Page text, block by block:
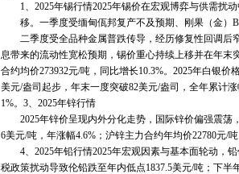
1、2025年锡行情2025年锡价在宏观博弈与供需扰
移。一季度受缅甸佤邦复产不及预期、刚果（金）
二季度受全品种金属普跌传导，经历修复性回调后
息带来的流动性宽松预期，锡价重心持续上移并在年末
合约均价273932元/吨，同比增长10.3%。2025年白银
美元/盎司起步，年末一度突破82美元/盎司，全年累计
1%。3、2025年锌行情
2025年锌价呈现内外分化走势，国际锌价偏强震荡
6美元/吨，年涨幅4.6%；沪锌主力合约年均价22780元/
4、2025年铅行情2025年宏观因素与基本面轮动，铅
税政策扰动导致伦铅跌至年内低点1837.5美元/吨；下